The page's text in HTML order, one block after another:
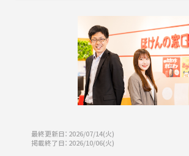
最終更新日：2026/07/14(火)
掲載終了日：2026/10/06(火)